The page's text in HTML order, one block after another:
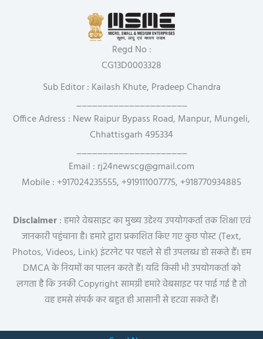
Regd No :
CG13D0003328
Sub Editor : Kailash Khute, Pradeep Chandra
_____________________
Office Adress : New Raipur Bypass Road, Manpur, Mungeli,
Chhattisgarh 495334
_____________________
Email : rj24newscg@gmail.com
Mobile : +917024235555, +919111007775, +918770934885
Disclaimer: हमारे वेबसाइट का मुख्य उद्देश्य उपयोगकर्ता तक शिक्षा एवं
जानकारी पहुंचाना है। हमारे द्वारा प्रकाशित किए गए कुछ पोस्ट (Text,
Photos, Videos, Link) इंटरनेट पर पहले से ही उपलब्ध हो सकते हैं। हम
DMCA के नियमों का पालन करते हैं। यदि किसी भी उपयोगकर्ता को
लगता है कि उनकी Copyright सामग्री हमारे वेबसाइट पर पाई गई है तो
वह हमसे संपर्क कर बहुत ही आसानी से हटवा सकते हैं।